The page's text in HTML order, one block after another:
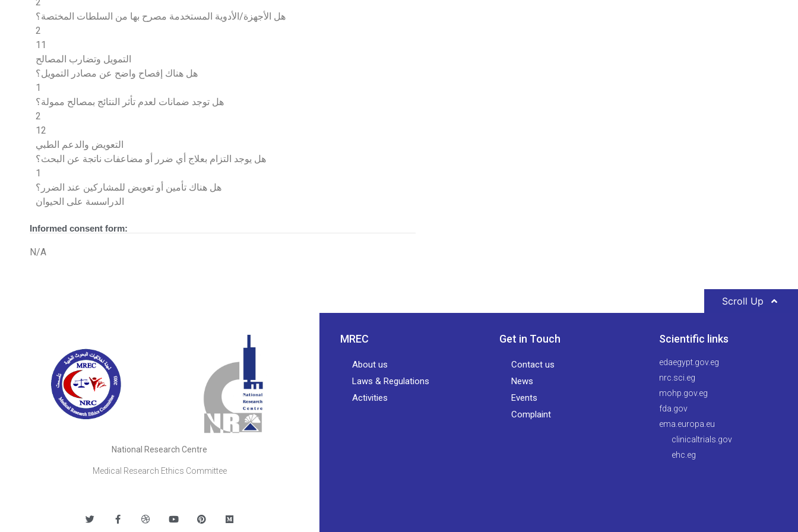
2
هل الأجهزة/الأدوية المستخدمة مصرح بها من السلطات المختصة؟
2
11
التمويل وتضارب المصالح
هل هناك إفصاح واضح عن مصادر التمويل؟
1
هل توجد ضمانات لعدم تأثر النتائج بمصالح ممولة؟
2
12
التعويض والدعم الطبي
هل يوجد التزام بعلاج أي ضرر أو مضاعفات ناتجة عن البحث؟
1
هل هناك تأمين أو تعويض للمشاركين عند الضرر؟
الدراسسة على الحيوان
Informed consent form:
N/A
Scroll Up
National Research Centre
Medical Research Ethics Committee
MREC
About us
Laws & Regulations
Activities
Get in Touch
Contact us
News
Events
Complaint
Scientific links
edaegypt.gov.eg
nrc.sci.eg
mohp.gov.eg
fda.gov
ema.europa.eu
clinicaltrials.gov
ehc.eg